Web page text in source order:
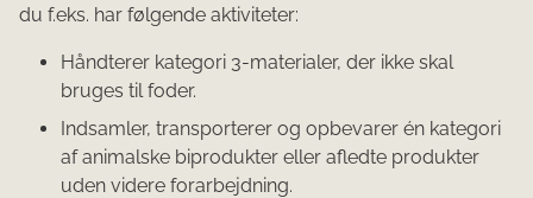
du f.eks. har følgende aktiviteter:
Håndterer kategori 3-materialer, der ikke skal
bruges til foder.
Indsamler, transporterer og opbevarer én kategori
af animalske biprodukter eller afledte produkter
uden videre forarbejdning.